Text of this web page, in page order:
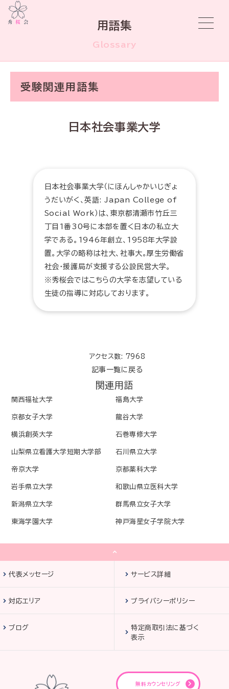
用語集
Glossary
受験関連用語集
日本社会事業大学
日本社会事業大学（にほんしゃかいじぎょ
うだいがく、英語: Japan College of
Social Work）は、東京都清瀬市竹丘三
丁目1番30号に本部を置く日本の私立大
学である。1946年創立、1958年大学設
置。大学の略称は社大、社事大。厚生労働省
社会・援護局が支援する公設民営大学。
※秀桜会ではこちらの大学を志望している
生徒の指導に対応しております。
アクセス数: 7968
記事一覧に戻る
関連用語
関西福祉大学 福島大学
京都女子大学 龍谷大学
横浜創英大学 石巻専修大学
山梨県立看護大学短期大学部 石川県立大学
帝京大学 京都薬科大学
岩手県立大学 和歌山県立医科大学
新潟県立大学 群馬県立女子大学
東海学園大学 神戸海星女子学院大学
代表メッセージ サービス詳細
対応エリア プライバシーポリシー
ブログ
特定商取引法に基づく
表示
無料カウンセリング